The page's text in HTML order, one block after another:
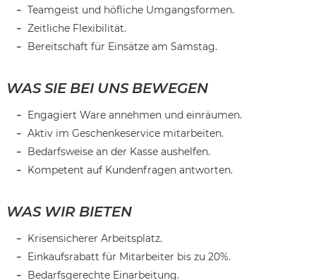
Teamgeist und höfliche Umgangsformen.
Zeitliche Flexibilität.
Bereitschaft für Einsätze am Samstag.
WAS SIE BEI UNS BEWEGEN
Engagiert Ware annehmen und einräumen.
Aktiv im Geschenkeservice mitarbeiten.
Bedarfsweise an der Kasse aushelfen.
Kompetent auf Kundenfragen antworten.
WAS WIR BIETEN
Krisensicherer Arbeitsplatz.
Einkaufsrabatt für Mitarbeiter bis zu 20%.
Bedarfsgerechte Einarbeitung.
Karte anzeigen